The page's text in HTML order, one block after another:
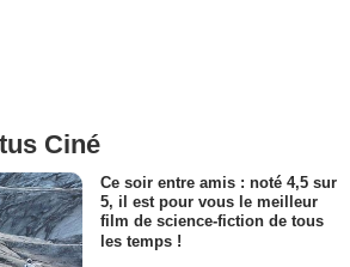
Ciné
Ce soir entre amis : noté 4,5 sur
5, il est pour vous le meilleur
film de science-fiction de tous
les temps !